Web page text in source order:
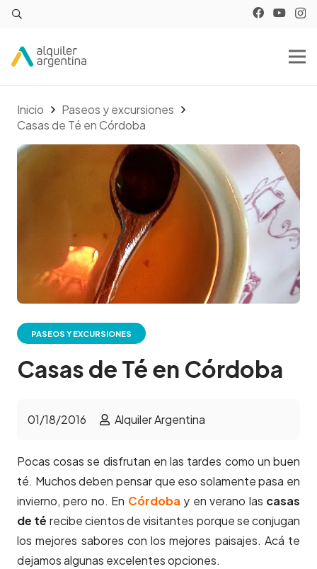
Inicio
Paseos y excursiones
Casas de Té en Córdoba
PASEOS Y EXCURSIONES
Casas de Té en Córdoba
01/18/2016 Alquiler Argentina
Pocas cosas se disfrutan en las tardes como un buen
té. Muchos deben pensar que eso solamente pasa en
invierno, pero no. En Córdoba y en verano las casas
de té recibe cientos de visitantes porque se conjugan
los mejores sabores con los mejores paisajes. Acá te
dejamos algunas excelentes opciones.